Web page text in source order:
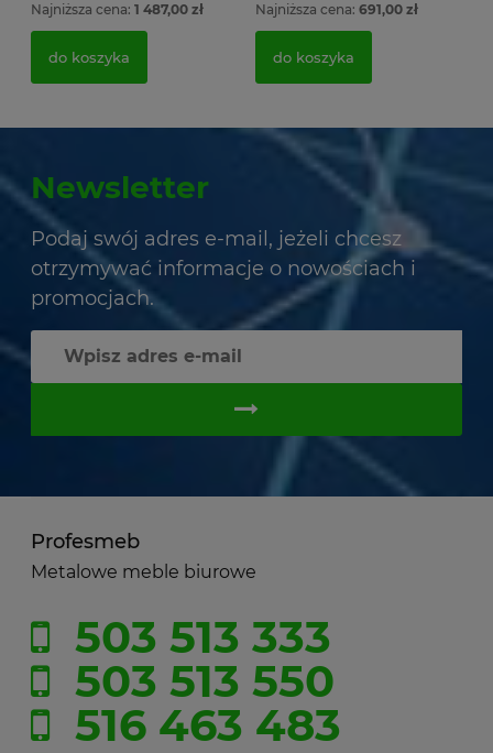
Najniższa cena: 1 487,00 zł
do koszyka
Najniższa cena: 691,00 zł
do koszyka
Newsletter
Podaj swój adres e-mail, jeżeli chcesz
otrzymywać informacje o nowościach i
promocjach.
Profesmeb
Metalowe meble biurowe
503 513 333
503 513 550
516 463 483